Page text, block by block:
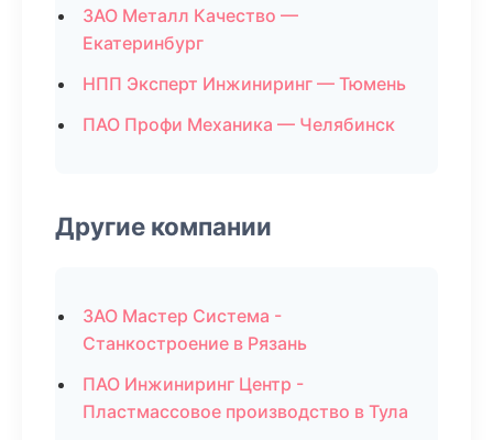
ЗАО Металл Качество —
Екатеринбург
НПП Эксперт Инжиниринг — Тюмень
ПАО Профи Механика — Челябинск
Другие компании
ЗАО Мастер Система -
Станкостроение в Рязань
ПАО Инжиниринг Центр -
Пластмассовое производство в Тула